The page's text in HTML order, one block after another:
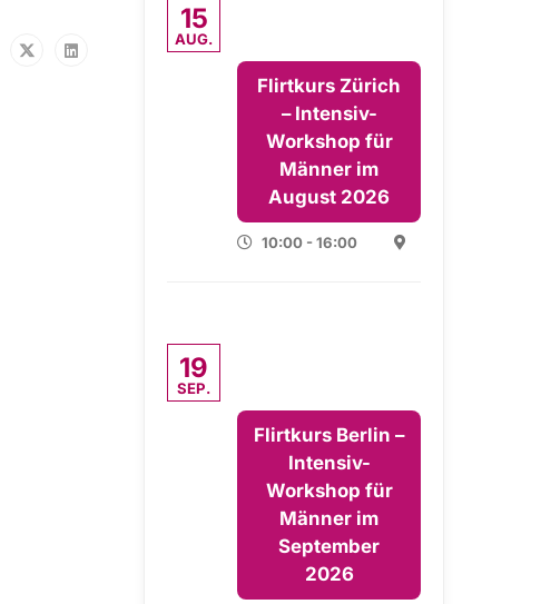
15
AUG.
Flirtkurs Zürich
– Intensiv-
Workshop für
Männer im
August 2026
10:00 - 16:00
19
SEP.
Flirtkurs Berlin –
Intensiv-
Workshop für
Männer im
September
2026